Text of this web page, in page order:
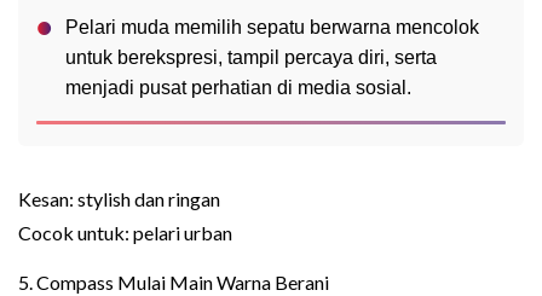
Pelari muda memilih sepatu berwarna mencolok
untuk berekspresi, tampil percaya diri, serta
menjadi pusat perhatian di media sosial.
Kesan: stylish dan ringan
Cocok untuk: pelari urban
5. Compass Mulai Main Warna Berani